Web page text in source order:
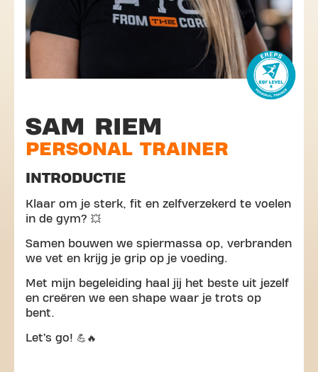
SAM RIEM
PERSONAL TRAINER
INTRODUCTIE
Klaar om je sterk, fit en zelfverzekerd te voelen
in de gym? 💥
Samen bouwen we spiermassa op, verbranden
we vet en krijg je grip op je voeding.
Met mijn begeleiding haal jij het beste uit jezelf
en creëren we een shape waar je trots op
bent.
Let’s go! 💪🔥